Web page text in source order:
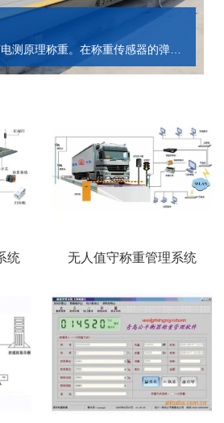
测原理称重。在称重传感器的弹性
成惠斯登电桥。在无负荷时，电桥
统 无人值守称重管理系统